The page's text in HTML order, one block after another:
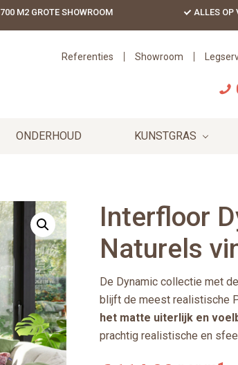
700 M2 GROTE SHOWROOM ALLES OP
Referenties Showroom
ONDERHOUD KUNSTGRAS
Interfloor
Naturels
De Dynamic collectie met
blijft de meest realistische
het matte uiterlijk en
prachtig realistische en